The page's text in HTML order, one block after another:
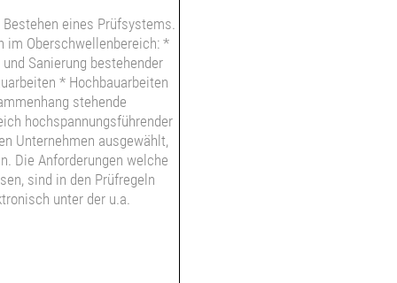
eines Prüfsystems.
im Oberschwellenbereich: *
Sanierung bestehender
* Hochbauarbeiten
stehende
hochspannungsführender
Unternehmen ausgewählt,
Die Anforderungen welche
sind in den Prüfregeln
unter der u.a.